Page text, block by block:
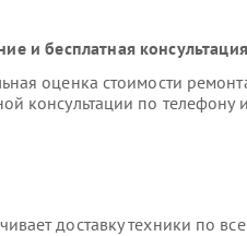
и бесплатная консультация
оценка стоимости
консультации по телефону
доставку техники по